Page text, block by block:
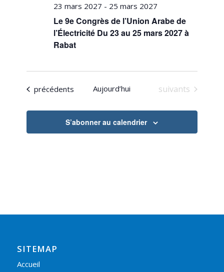
Le 9e Congrès de l’Union Arabe de
l’Électricité Du 23 au 25 mars 2027 à
Rabat
23 mars 2027 - 25 mars 2027
Évènements
précédents Aujourd’hui Évènements
suivants
S’abonner au calendrier
SITEMAP
Accueil